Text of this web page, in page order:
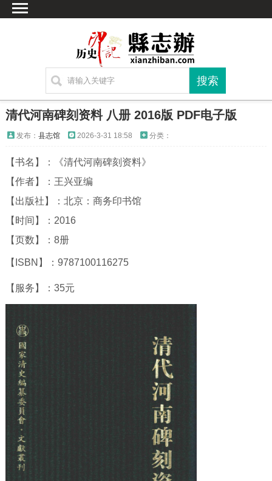
方志
繁体字转换
联系方式
清代河南碑刻资料 八册 2016版 PDF电子版
发布： 县志馆 2026-3-31 18:58 分类：
【书名】：《清代河南碑刻资料》
【作者】：王兴亚编
【出版社】：北京：商务印书馆
【时间】：2016
【页数】：8册
【ISBN】：9787100116275
【服务】：35元